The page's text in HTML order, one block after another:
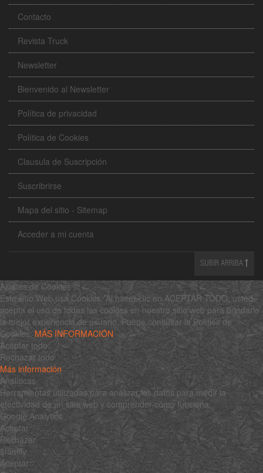
Contacto
Revista Truck
Newsletter
Bienvenido al Newsletter
Política de privacidad
Política de Cookies
Clausula de Suscripción
Suscribrirse
Mapa del sitio - Sitemap
Acceder a mi cuenta
SUBIR ARRIBA
Ajustes de Cookies
Este sitio Web usa Cookies. Al hacer clic en ACEPTAR TODO, usted
acepta el uso de todas las cookies en nuestro sitio web para brindarle
la mejor experiencia de usuario. Puede consultar la Política de
Cookies: MÁS INFORMACIÓN
Aceptar todo
Rechazar todo
Más información
Analíticas
Herramientas utilizadas para analizar los datos para medir la
efectividad de un sitio web y comprender cómo funciona.
Google Analytics
Aceptar
Rechazar
$family
Aceptar